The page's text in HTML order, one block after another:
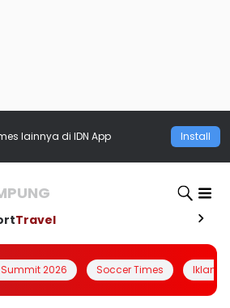
lainnya di IDN App Install
Travel
2026 Soccer Times Iklanin